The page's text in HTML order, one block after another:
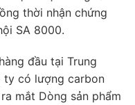
thời nhận chứng
SA 8000.
đầu tại Trung
ty có lượng carbon
mắt Dòng sản phẩm